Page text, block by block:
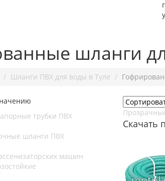
шланги
Шланги ПВХ для воды в Туле
трубки ПВХ
шланги ПВХ
машин
Скачать